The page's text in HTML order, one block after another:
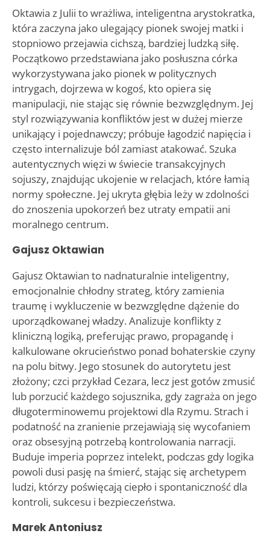
Oktawia z Julii to wrażliwa, inteligentna arystokratka,
która zaczyna jako ulegający pionek swojej matki i
stopniowo przejawia cichszą, bardziej ludzką siłę.
Początkowo przedstawiana jako posłuszna córka
wykorzystywana jako pionek w politycznych
intrygach, dojrzewa w kogoś, kto opiera się
manipulacji, nie stając się równie bezwzględnym. Jej
styl rozwiązywania konfliktów jest w dużej mierze
unikający i pojednawczy; próbuje łagodzić napięcia i
często internalizuje ból zamiast atakować. Szuka
autentycznych więzi w świecie transakcyjnych
sojuszy, znajdując ukojenie w relacjach, które łamią
normy społeczne. Jej ukryta głębia leży w zdolności
do znoszenia upokorzeń bez utraty empatii ani
moralnego centrum.
Gajusz Oktawian
Gajusz Oktawian to nadnaturalnie inteligentny,
emocjonalnie chłodny strateg, który zamienia
traumę i wykluczenie w bezwzględne dążenie do
uporządkowanej władzy. Analizuje konflikty z
kliniczną logiką, preferując prawo, propagandę i
kalkulowane okrucieństwo ponad bohaterskie czyny
na polu bitwy. Jego stosunek do autorytetu jest
złożony; czci przykład Cezara, lecz jest gotów zmusić
lub porzucić każdego sojusznika, gdy zagraża on jego
długoterminowemu projektowi dla Rzymu. Strach i
podatność na zranienie przejawiają się wycofaniem
oraz obsesyjną potrzebą kontrolowania narracji.
Buduje imperia poprzez intelekt, podczas gdy logika
powoli dusi pasję na śmierć, stając się archetypem
ludzi, którzy poświęcają ciepło i spontaniczność dla
kontroli, sukcesu i bezpieczeństwa.
Marek Antoniusz